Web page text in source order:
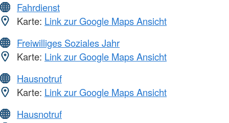
Fahrdienst
Karte: Link zur Google Maps Ansicht
Freiwilliges Soziales Jahr
Karte: Link zur Google Maps Ansicht
Hausnotruf
Karte: Link zur Google Maps Ansicht
Hausnotruf